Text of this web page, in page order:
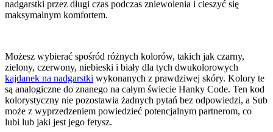
nadgarstki przez długi czas podczas zniewolenia i cieszyć się
maksymalnym komfortem.
Możesz wybierać spośród różnych kolorów, takich jak czarny,
zielony, czerwony, niebieski i biały dla tych dwukolorowych
kajdanek na nadgarstki wykonanych z prawdziwej skóry. Kolory te
są analogiczne do znanego na całym świecie Hanky Code. Ten kod
kolorystyczny nie pozostawia żadnych pytań bez odpowiedzi, a Sub
może z wyprzedzeniem powiedzieć potencjalnym partnerom, co
lubi lub jaki jest jego fetysz.